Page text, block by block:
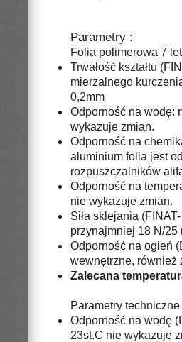
Parametry :
Folia polimerowa 7
Trwałość kształtu
mierzalnego
0,2mm
Odporność na wodę:
wykazuje zmian.
Odporność na
aluminium folia jest
rozpuszczalników
Odporność na
nie wykazuje zmian.
Siła sklejania
przynajmniej 18 N/25
Odporność na ogień
wewnętrzne, również
Zalecana
Parametry
Odporność na wodę
23st.C nie wykazuje